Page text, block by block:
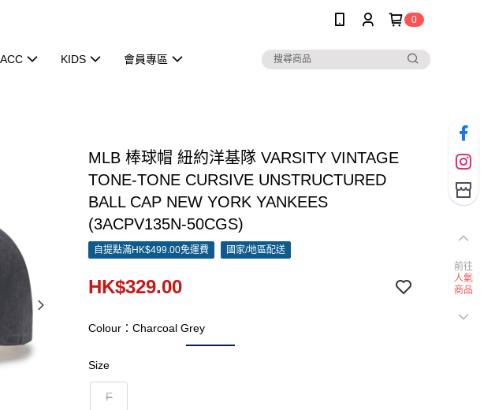
0
KIDS 會員專區
MLB 棒球帽 紐約洋基隊 VARSITY VINTAGE
TONE-TONE CURSIVE UNSTRUCTURED
BALL CAP NEW YORK YANKEES
(3ACPV135N-50CGS)
自提點滿HK$499.00免運費 國家/地區配送
HK$329.00
Colour：Charcoal Grey
Size
F
前往
人氣
商品